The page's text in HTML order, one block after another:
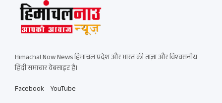
Himachal Now News हिमाचल प्रदेश और भारत की ताज़ा और विश्वसनीय
हिंदी समाचार वेबसाइट है।
Facebook YouTube